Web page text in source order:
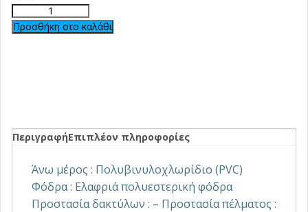
Προσθήκη στο καλάθι
ΠεριγραφήΕπιπλέον πληροφορίες
Άνω μέρος : Πολυβινυλοχλωρίδιο (PVC)
Φόδρα : Eλαφριά πολυεστερική φόδρα
Προστασία δακτύλων : – Προστασία πέλματος :